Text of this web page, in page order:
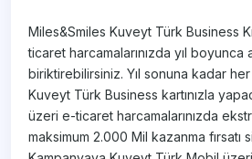
Miles&Smiles Kuveyt Türk Business
ticaret harcamalarınızda yıl boyunca
biriktirebilirsiniz. Yıl sonuna kadar
Kuveyt Türk Business kartınızla
üzeri e-ticaret harcamalarınızda
maksimum 2.000 Mil kazanma fırsatı